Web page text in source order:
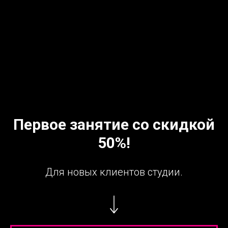
Первое занятие со скидкой
50%!
Для новых клиентов студии.